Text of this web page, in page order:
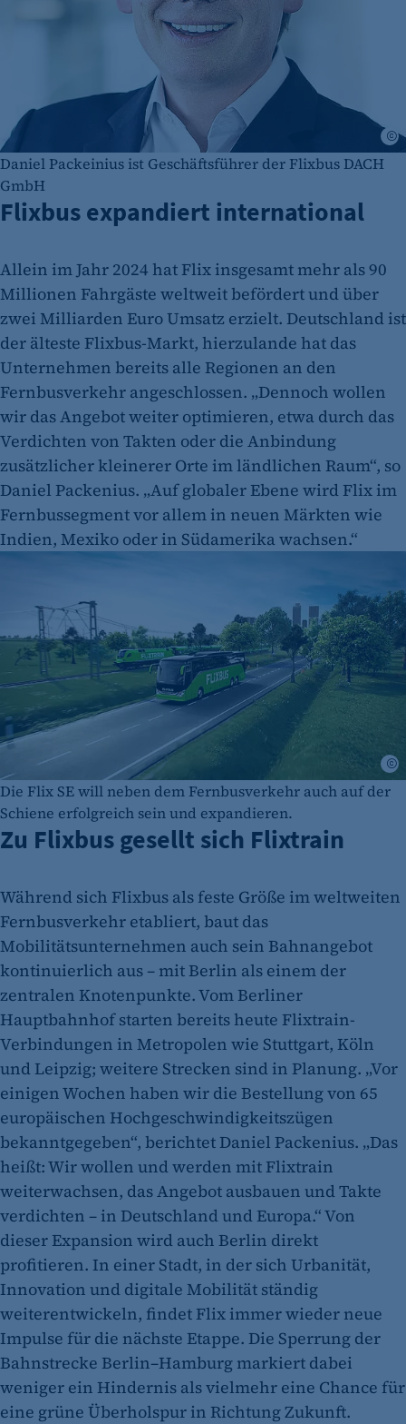
Daniel Packeinius ist Geschäftsführer der Flixbus DACH
GmbH
Flixbus expandiert international
Allein im Jahr 2024 hat Flix insgesamt mehr als 90
Millionen Fahrgäste weltweit befördert und über
zwei Milliarden Euro Umsatz erzielt. Deutschland ist
der älteste Flixbus-Markt, hierzulande hat das
Unternehmen bereits alle Regionen an den
Fernbusverkehr angeschlossen. „Dennoch wollen
wir das Angebot weiter optimieren, etwa durch das
Verdichten von Takten oder die Anbindung
zusätzlicher kleinerer Orte im ländlichen Raum“, so
Daniel Packenius. „Auf globaler Ebene wird Flix im
Fernbussegment vor allem in neuen Märkten wie
Indien, Mexiko oder in Südamerika wachsen.“
Die Flix SE will neben dem Fernbusverkehr auch auf der
Schiene erfolgreich sein und expandieren.
Zu Flixbus gesellt sich Flixtrain
Während sich Flixbus als feste Größe im weltweiten
Fernbusverkehr etabliert, baut das
Mobilitätsunternehmen auch sein Bahnangebot
kontinuierlich aus – mit Berlin als einem der
zentralen Knotenpunkte. Vom Berliner
Hauptbahnhof starten bereits heute Flixtrain-
Verbindungen in Metropolen wie Stuttgart, Köln
und Leipzig; weitere Strecken sind in Planung. „Vor
einigen Wochen haben wir die Bestellung von 65
europäischen Hochgeschwindigkeitszügen
bekanntgegeben“, berichtet Daniel Packenius. „Das
heißt: Wir wollen und werden mit Flixtrain
weiterwachsen, das Angebot ausbauen und Takte
verdichten – in Deutschland und Europa.“ Von
dieser Expansion wird auch Berlin direkt
profitieren. In einer Stadt, in der sich Urbanität,
Innovation und digitale Mobilität ständig
weiterentwickeln, findet Flix immer wieder neue
Impulse für die nächste Etappe. Die Sperrung der
Bahnstrecke Berlin–Hamburg markiert dabei
weniger ein Hindernis als vielmehr eine Chance für
eine grüne Überholspur in Richtung Zukunft.